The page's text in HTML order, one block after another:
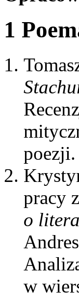
1
poezji.
pracy
o
w